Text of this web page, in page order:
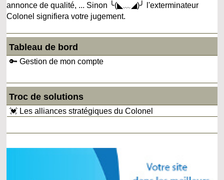
annonce de qualité, ... Sinon ╰(◣﹏◢)╯ l'exterminateur
Colonel signifiera votre jugement.
Tableau de bord
🔑 Gestion de mon compte
Troc de solutions
💓 Les alliances stratégiques du Colonel